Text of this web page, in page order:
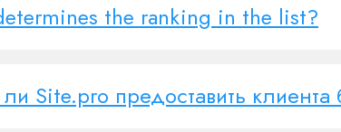
the ranking in the list?
Site.pro предоставить